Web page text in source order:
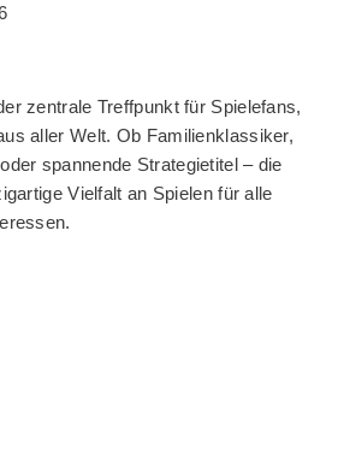
zentrale Treffpunkt für Spielefans,
aller Welt. Ob Familienklassiker,
spannende Strategietitel – die
Vielfalt an Spielen für alle